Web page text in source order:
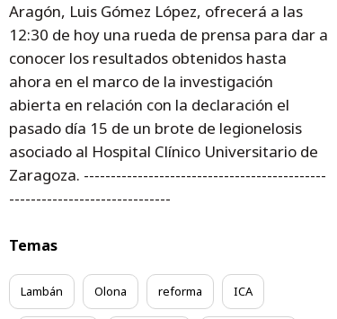
Aragón, Luis Gómez López, ofrecerá a las
12:30 de hoy una rueda de prensa para dar a
conocer los resultados obtenidos hasta
ahora en el marco de la investigación
abierta en relación con la declaración el
pasado día 15 de un brote de legionelosis
asociado al Hospital Clínico Universitario de
Zaragoza. ---------------------------------------------
------------------------------
Temas
Lambán Olona reforma ICA